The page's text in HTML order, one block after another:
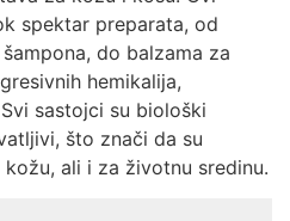
spektar preparata, od
do balzama za
hemikalija,
sastojci su biološki
što znači da su
ali i za životnu sredinu.